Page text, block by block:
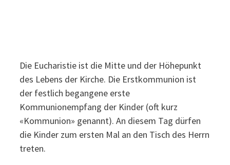
Die Eucharistie ist die Mitte und der Höhepunkt
des Lebens der Kirche. Die Erstkommunion ist
der festlich begangene erste
Kommunionempfang der Kinder (oft kurz
«Kommunion» genannt). An diesem Tag dürfen
die Kinder zum ersten Mal an den Tisch des Herrn
treten.